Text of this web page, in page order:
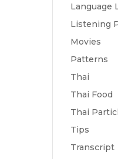
Language
Listening
Movies
Patterns
Thai
Thai Food
Thai
Tips
Transcript